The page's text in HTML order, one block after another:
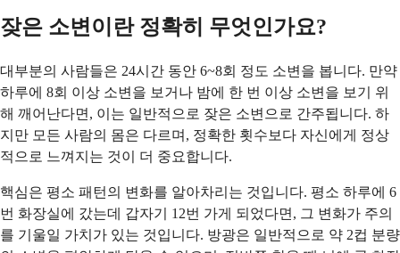
잦은 소변이란 정확히 무엇인가요?
대부분의 사람들은 24시간 동안 6~8회 정도 소변을 봅니다. 만약
하루에 8회 이상 소변을 보거나 밤에 한 번 이상 소변을 보기 위
해 깨어난다면, 이는 일반적으로 잦은 소변으로 간주됩니다. 하
지만 모든 사람의 몸은 다르며, 정확한 횟수보다 자신에게 정상
적으로 느껴지는 것이 더 중요합니다.
핵심은 평소 패턴의 변화를 알아차리는 것입니다. 평소 하루에 6
번 화장실에 갔는데 갑자기 12번 가게 되었다면, 그 변화가 주의
를 기울일 가치가 있는 것입니다. 방광은 일반적으로 약 2컵 분량